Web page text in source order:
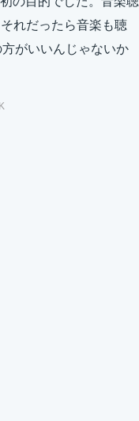
れだったら音楽も聴
がいいんじゃないか